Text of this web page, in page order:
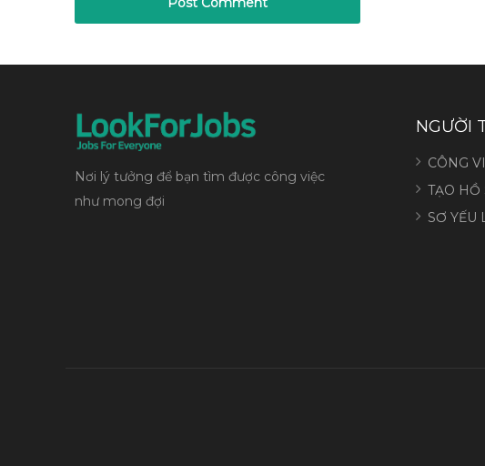
Nơi lý tưởng để bạn tìm được công việc
như mong đợi
NGƯỜI
CÔNG
TẠO HỒ
SƠ YẾU